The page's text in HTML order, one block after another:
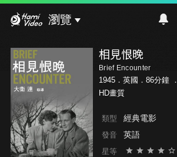
瀏覽
相見恨晚
Brief Encounter
1945．英國．86分鐘 ．
HD畫質
類型 經典電影
發音 英語
星等